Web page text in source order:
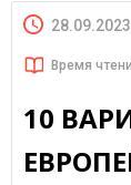
28.09.2023
Время
10